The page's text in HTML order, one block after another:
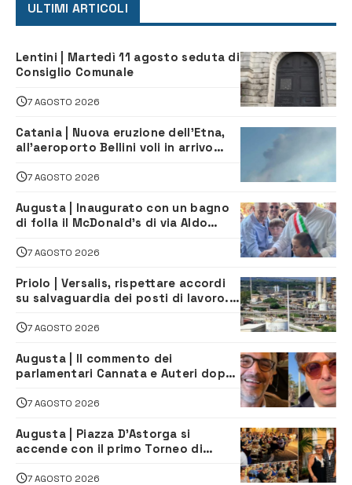
ULTIMI ARTICOLI
Lentini | Martedì 11 agosto seduta di
Consiglio Comunale
7 AGOSTO 2026
Catania | Nuova eruzione dell’Etna,
all’aeroporto Bellini voli in arrivo
7 AGOSTO 2026
Augusta | Inaugurato con un bagno
di folla il McDonald’s di via Aldo
7 AGOSTO 2026
Priolo | Versalis, rispettare accordi
su salvaguardia dei posti di lavoro. Il
7 AGOSTO 2026
Augusta | Il commento dei
parlamentari Cannata e Auteri dopo
depuratore
7 AGOSTO 2026
Augusta | Piazza D’Astorga si
accende con il primo Torneo di
7 AGOSTO 2026